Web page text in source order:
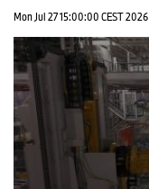
Mon Jul 27 15:00:00 CEST 2026